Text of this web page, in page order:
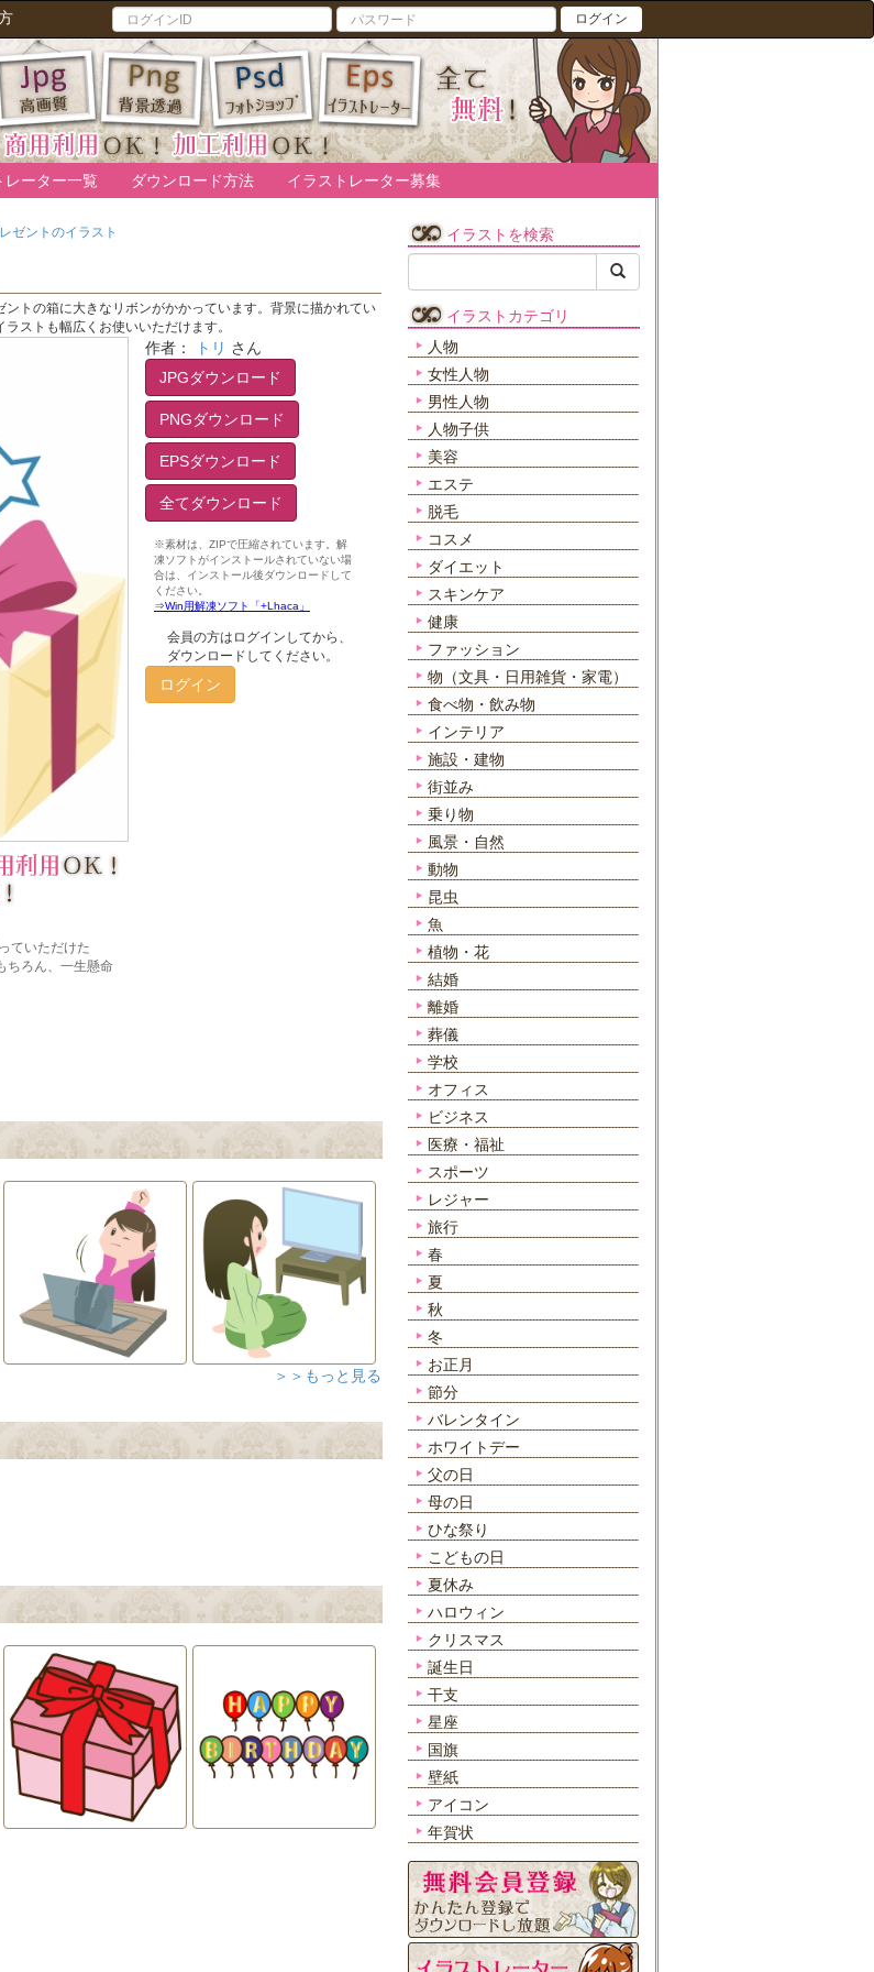
ログイン
レーター一覧 ダウンロード方法 イラストレーター募集
ゼントのイラスト
トの箱に大きなリボンがかかっています。背景に描かれてい
ストも幅広くお使いいただけます。
作者： トリ さん
JPGダウンロード
PNGダウンロード
EPSダウンロード
全てダウンロード
会員の方はログインしてから、
ダウンロードしてください。
ログイン
＞＞もっと見る
イラストを検索
イラストカテゴリ
人物
女性人物
男性人物
人物子供
美容
エステ
脱毛
コスメ
ダイエット
スキンケア
健康
ファッション
物（文具・日用雑貨・家電）
食べ物・飲み物
インテリア
施設・建物
街並み
乗り物
風景・自然
動物
昆虫
魚
植物・花
結婚
離婚
葬儀
学校
オフィス
ビジネス
医療・福祉
スポーツ
レジャー
旅行
春
夏
秋
冬
お正月
節分
バレンタイン
ホワイトデー
父の日
母の日
ひな祭り
こどもの日
夏休み
ハロウィン
クリスマス
誕生日
干支
星座
国旗
壁紙
アイコン
年賀状